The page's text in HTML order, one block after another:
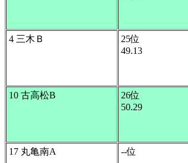
4 三木Ｂ
25位
49.13
10 古高松B
26位
50.29
17 丸亀南A
--位